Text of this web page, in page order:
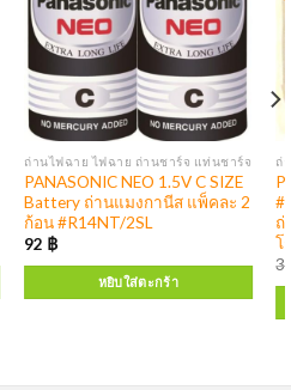
ถ่านไฟฉาย ไฟฉาย ถ่านชาร์จ แท่นชาร์จ
PANASONIC NEO 1.5V C SIZE
Battery ถ่านแมงกานีส แพ็คละ 2
ก้อน #R14NT/2SL
92 ฿
หยิบใส่ตะกร้า
ถ่
ถ่
โ